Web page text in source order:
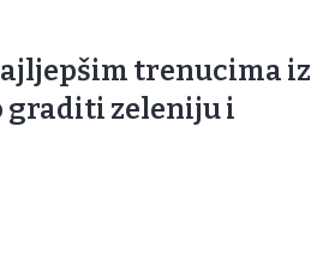
trenucima iz
graditi zeleniju i